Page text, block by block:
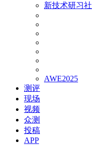
新技术研习社
AWE2025
测评
现场
视频
众测
投稿
APP